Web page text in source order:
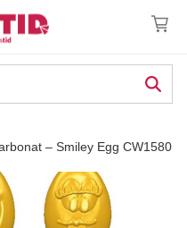
– Smiley Egg CW1580
din